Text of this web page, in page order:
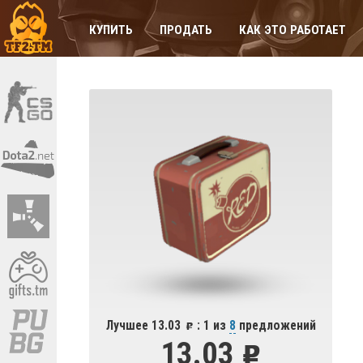
КУПИТЬ ПРОДАТЬ КАК ЭТО РАБОТАЕТ
Лучшее 13.03 : 1 из 8 предложений
13.03